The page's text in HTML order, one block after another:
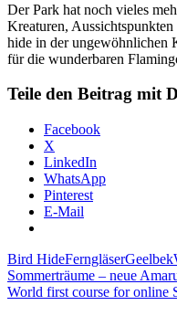
Der Park hat noch vieles
Kreaturen,
hide in der ungewöhnlichen
für die wunderbaren
Teile den Beitrag mit
Facebook
X
LinkedIn
WhatsApp
Pinterest
E-Mail
Bird HideFerngläserGeelbek
Vorheriger
Beitrag:
Sommerträume – neue
Nächster
World first course for online